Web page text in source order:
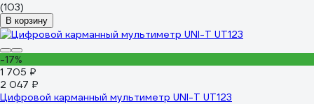
(103)
В корзину
-17%
1 705 ₽
2 047 ₽
Цифровой карманный мультиметр UNI-T UT123